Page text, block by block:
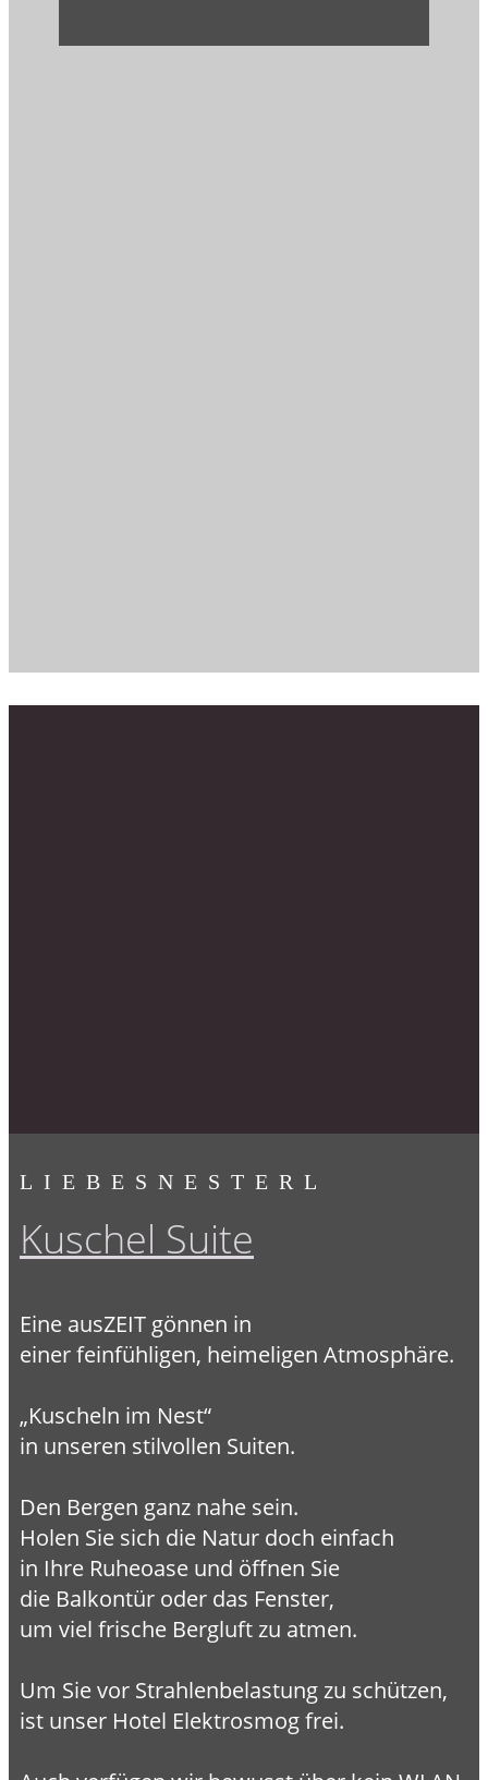
LIEBESNESTERL
Kuschel Suite
Eine ausZEIT gönnen in
einer feinfühligen, heimeligen Atmosphäre.
„Kuscheln im Nest“
in unseren stilvollen Suiten.
Den Bergen ganz nahe sein.
Holen Sie sich die Natur doch einfach
in Ihre Ruheoase und öffnen Sie
die Balkontür oder das Fenster,
um viel frische Bergluft zu atmen.
Um Sie vor Strahlenbelastung zu schützen,
ist unser Hotel Elektrosmog frei.